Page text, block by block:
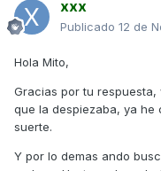
xxx
Publicado 12 de
Hola Mito,
Gracias por tu
que la despiezaba, ya he
suerte.
Y por lo demas ando